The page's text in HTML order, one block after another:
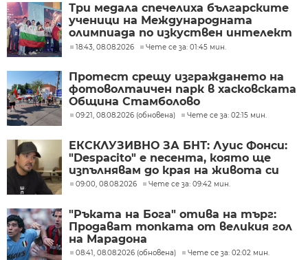
Три медала спечелиха българските
ученици на Международната
олимпиада по изкуствен интелект
в Казахстан
18:43, 08.08.2026 Чете се за: 01:45 мин.
Протест срещу изграждането на
фотоволтаичен парк в хасковската
Община Стамболово
09:21, 08.08.2026 (обновена) Чете се за: 02:15 мин.
ЕКСКЛУЗИВНО ЗА БНТ: Луис Фонси:
"Despacito" е песента, която ще
изпълнявам до края на живота си
09:00, 08.08.2026 Чете се за: 09:42 мин.
"Ръката на Бога" отива на търг:
Продават топката от великия гол
на Марадона
08:41, 08.08.2026 (обновена) Чете се за: 02:02 мин.